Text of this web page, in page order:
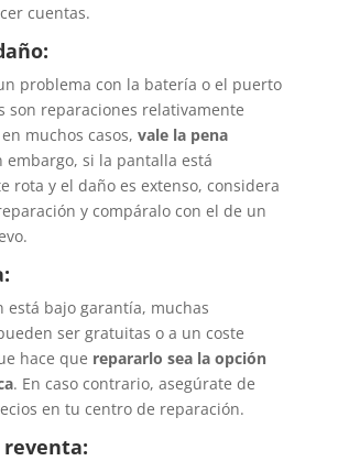
cuentas.
problema con la batería o el puerto
son reparaciones relativamente
muchos casos, vale la pena
embargo, si la pantalla está
rota y el daño es extenso, considera
y compáralo con el de un
está bajo garantía, muchas
ser gratuitas o a un coste
hace que repararlo sea la opción
. En caso contrario, asegúrate de
en tu centro de reparación.
reventa: